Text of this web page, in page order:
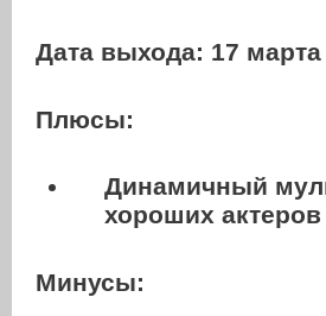
Дата выхода: 17 марта
Плюсы:
Динамичный
хороших актеров
Минусы: